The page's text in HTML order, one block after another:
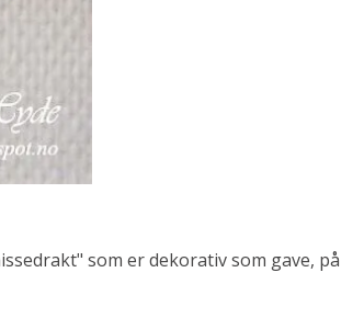
som er dekorativ som gave, på